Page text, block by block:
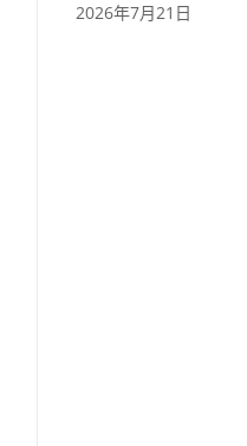
2026年7月21日